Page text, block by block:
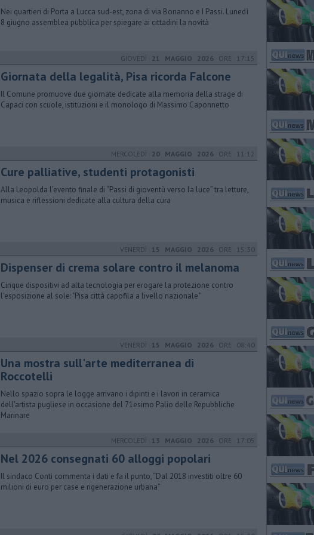
Nei quartieri di Porta a Lucca sud-est, zona di via Bonanno e I Passi. Lunedì
8 giugno assemblea pubblica per spiegare ai cittadini la novità
GIOVEDÌ 21 MAGGIO 2026 ORE 17:15
Giornata della legalità, Pisa ricorda Falcone
Il Comune promuove due giornate dedicate alla memoria della strage di
Capaci con scuole, istituzioni e il monologo di Massimo Caponnetto
MERCOLEDÌ 20 MAGGIO 2026 ORE 11:12
Cure palliative, studenti protagonisti
Alla Leopolda l’evento finale di “Passi di gioventù verso la luce” tra letture,
musica e riflessioni dedicate alla cultura della cura
VENERDÌ 15 MAGGIO 2026 ORE 15:30
Dispenser di crema solare contro il melanoma
Cinque dispositivi ad alta tecnologia per erogare la protezione contro
l'esposizione al sole: "Pisa città capofila a livello nazionale"
VENERDÌ 15 MAGGIO 2026 ORE 08:40
Una mostra sull'arte mediterranea di
Roccotelli
Nello spazio sopra le logge arrivano i dipinti e i lavori in ceramica
dell'artista pugliese in occasione del 71esimo Palio delle Repubbliche
Marinare
MERCOLEDÌ 13 MAGGIO 2026 ORE 17:05
Nel 2026 consegnati 60 alloggi popolari
Il sindaco Conti commenta i dati e fa il punto, “Dal 2018 investiti oltre 60
milioni di euro per case e rigenerazione urbana”